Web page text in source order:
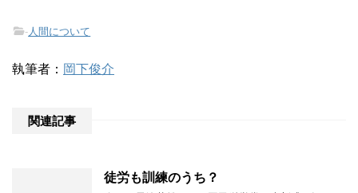
- 人間について
執筆者： 岡下俊介
関連記事
徒労も訓練のうち？